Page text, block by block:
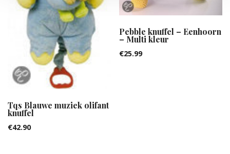
Tqs Blauwe muziek olifant
knuffel
€42.90
Pebble knuffel – Eenhoorn
– Multi kleur
€25.99